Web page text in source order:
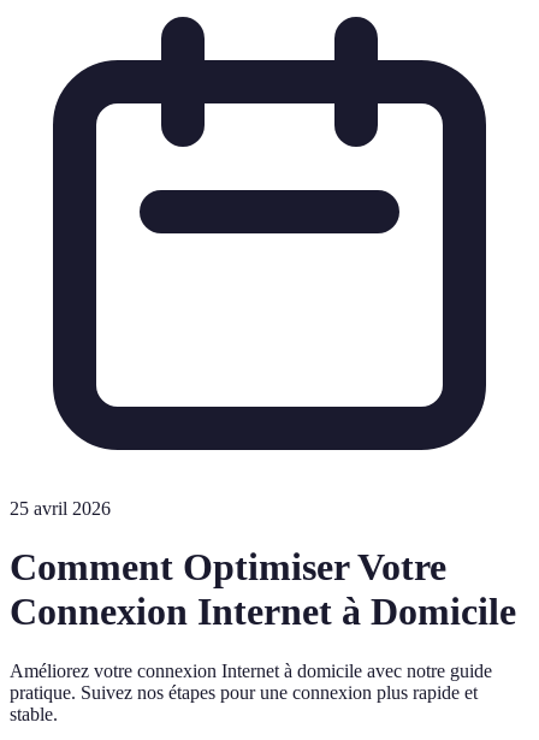
25 avril 2026
Comment Optimiser Votre
Connexion Internet à Domicile
Améliorez votre connexion Internet à domicile avec notre guide
pratique. Suivez nos étapes pour une connexion plus rapide et
stable.